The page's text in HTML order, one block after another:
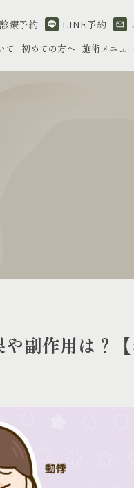
療予約 LINE予約
て 初めての方へ 施術メニュ
副作用は？